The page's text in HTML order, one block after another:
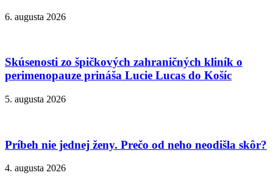
6. augusta 2026
Skúsenosti zo špičkových zahraničných kliník o
perimenopauze prináša Lucie Lucas do Košíc
5. augusta 2026
Príbeh nie jednej ženy. Prečo od neho neodišla skôr?
4. augusta 2026